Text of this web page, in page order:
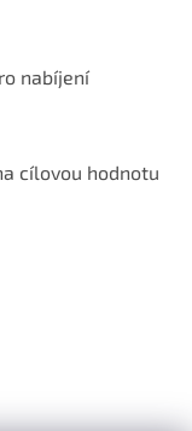
nabíjení
cílovou hodnotu